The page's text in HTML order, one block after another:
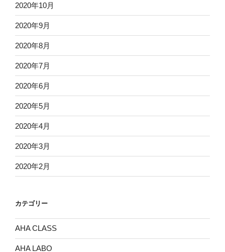
2020年10月
2020年9月
2020年8月
2020年7月
2020年6月
2020年5月
2020年4月
2020年3月
2020年2月
カテゴリー
AHA CLASS
AHA LABO